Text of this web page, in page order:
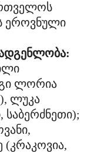
ეროვნული
ლორია
ლუკა
საბერძნეთი);
(კრაკოვია,